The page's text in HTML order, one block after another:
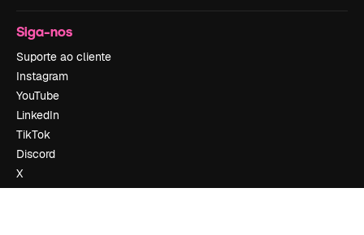
Siga-nos
Suporte ao cliente
Instagram
YouTube
LinkedIn
TikTok
Discord
X
Reddit